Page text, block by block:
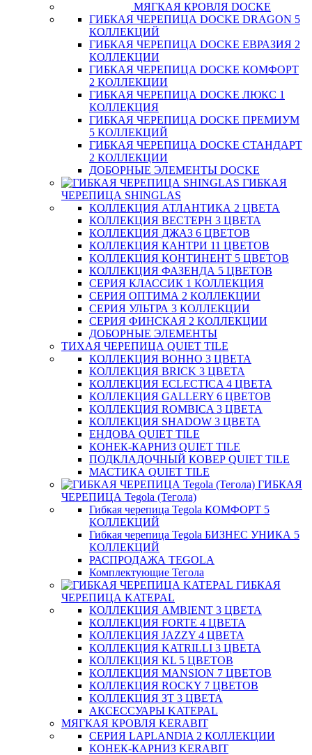
МЯГКАЯ КРОВЛЯ DOCKE
ГИБКАЯ ЧЕРЕПИЦА DOCKE DRAGON 5
КОЛЛЕКЦИЙ
ГИБКАЯ ЧЕРЕПИЦА DOCKE ЕВРАЗИЯ 2
КОЛЛЕКЦИИ
ГИБКАЯ ЧЕРЕПИЦА DOCKE КОМФОРТ
2 КОЛЛЕКЦИИ
ГИБКАЯ ЧЕРЕПИЦА DOCKE ЛЮКС 1
КОЛЛЕКЦИЯ
ГИБКАЯ ЧЕРЕПИЦА DOCKE ПРЕМИУМ
5 КОЛЛЕКЦИЙ
ГИБКАЯ ЧЕРЕПИЦА DOCKE СТАНДАРТ
2 КОЛЛЕКЦИИ
ДОБОРНЫЕ ЭЛЕМЕНТЫ DOCKE
ГИБКАЯ
ЧЕРЕПИЦА SHINGLAS
КОЛЛЕКЦИЯ АТЛАНТИКА 2 ЦВЕТА
КОЛЛЕКЦИЯ ВЕСТЕРН 3 ЦВЕТА
КОЛЛЕКЦИЯ ДЖАЗ 6 ЦВЕТОВ
КОЛЛЕКЦИЯ КАНТРИ 11 ЦВЕТОВ
КОЛЛЕКЦИЯ КОНТИНЕНТ 5 ЦВЕТОВ
КОЛЛЕКЦИЯ ФАЗЕНДА 5 ЦВЕТОВ
СЕРИЯ КЛАССИК 1 КОЛЛЕКЦИЯ
СЕРИЯ ОПТИМА 2 КОЛЛЕКЦИИ
СЕРИЯ УЛЬТРА 3 КОЛЛЕКЦИИ
СЕРИЯ ФИНСКАЯ 2 КОЛЛЕКЦИИ
ДОБОРНЫЕ ЭЛЕМЕНТЫ
ТИХАЯ ЧЕРЕПИЦА QUIET TILE
КОЛЛЕКЦИЯ BOHHO 3 ЦВЕТА
КОЛЛЕКЦИЯ BRICK 3 ЦВЕТА
КОЛЛЕКЦИЯ ECLECTICA 4 ЦВЕТА
КОЛЛЕКЦИЯ GALLERY 6 ЦВЕТОВ
КОЛЛЕКЦИЯ ROMBICA 3 ЦВЕТА
КОЛЛЕКЦИЯ SHADOW 3 ЦВЕТА
ЕНДОВА QUIET TILE
КОНЕК-КАРНИЗ QUIET TILE
ПОДКЛАДОЧНЫЙ КОВЕР QUIET TILE
МАСТИКА QUIET TILE
ГИБКАЯ
ЧЕРЕПИЦА Tegola (Тегола)
Гибкая черепица Tegola КОМФОРТ 5
КОЛЛЕКЦИЙ
Гибкая черепица Tegola БИЗНЕС УНИКА 5
КОЛЛЕКЦИЙ
РАСПРОДАЖА TEGOLA
Комплектующие Тегола
ГИБКАЯ
ЧЕРЕПИЦА KATEPAL
КОЛЛЕКЦИЯ AMBIENT 3 ЦВЕТА
КОЛЛЕКЦИЯ FORTE 4 ЦВЕТА
КОЛЛЕКЦИЯ JAZZY 4 ЦВЕТА
КОЛЛЕКЦИЯ KATRILLI 3 ЦВЕТА
КОЛЛЕКЦИЯ KL 5 ЦВЕТОВ
КОЛЛЕКЦИЯ MANSION 7 ЦВЕТОВ
КОЛЛЕКЦИЯ ROCKY 7 ЦВЕТОВ
КОЛЛЕКЦИЯ ЗТ 3 ЦВЕТА
АКСЕССУАРЫ KATEPAL
МЯГКАЯ КРОВЛЯ KERABIT
СЕРИЯ LAPLANDIA 2 КОЛЛЕКЦИИ
КОНЕК-КАРНИЗ KERABIT